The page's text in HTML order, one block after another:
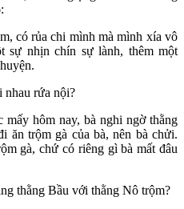
có rủa chi mình mà mình xía vô
sự nhịn chín sự lành, thêm một
nhau rứa nội?
hôm nay, bà nghi ngờ thằng
ăn trộm gà của bà, nên bà chửi.
gà, chứ có riêng gì bà mất đâu
thằng Bầu với thằng Nô trộm?